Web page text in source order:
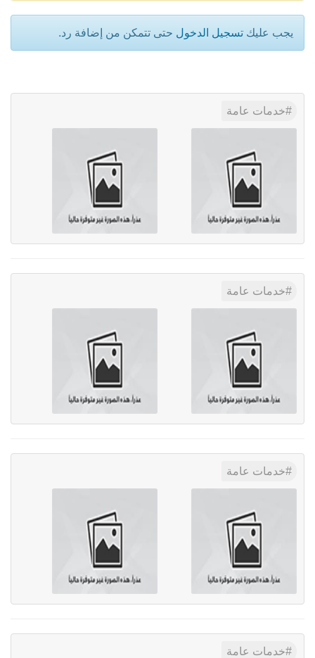
يجب عليك تسجيل الدخول حتى تتمكن من إضافة رد.
خدمات عامة
خدمات عامة
خدمات عامة
خدمات عامة